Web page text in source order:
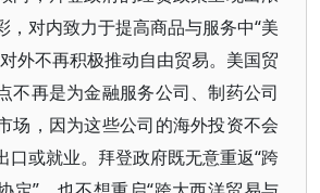
，对内致力于提高商品与服务中“美
外不再积极推动自由贸易。美国贸
不再是为金融服务公司、制药公司
场，因为这些公司的海外投资不会
口或就业。拜登政府既无意重返“跨